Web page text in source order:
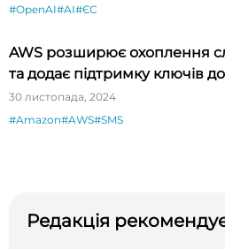
#OpenAI#AI#ЄС
AWS розширює охоплення
та додає підтримку ключів
30 листопада, 2024
#Amazon#AWS#SMS
Редакція